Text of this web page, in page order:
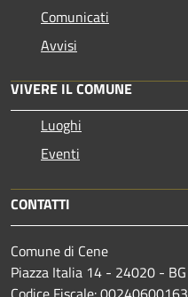
Comunicati
Avvisi
VIVERE IL COMUNE
Luoghi
Eventi
CONTATTI
Comune di Cene
Piazza Italia 14 - 24020 - BG